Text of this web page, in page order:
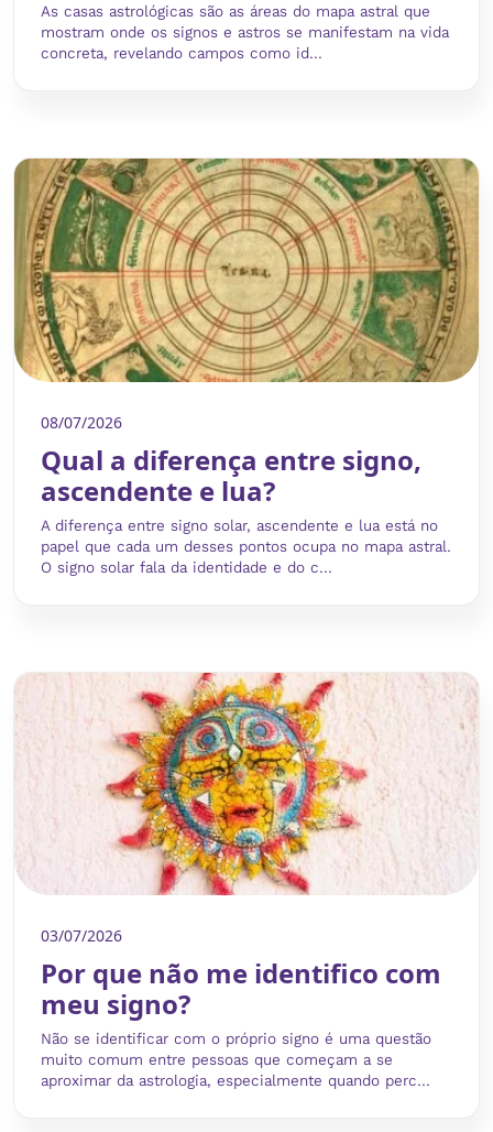
As casas astrológicas são as áreas do mapa astral que
mostram onde os signos e astros se manifestam na vida
concreta, revelando campos como id...
08/07/2026
Qual a diferença entre signo,
ascendente e lua?
A diferença entre signo solar, ascendente e lua está no
papel que cada um desses pontos ocupa no mapa astral.
O signo solar fala da identidade e do c...
03/07/2026
Por que não me identifico com
meu signo?
Não se identificar com o próprio signo é uma questão
muito comum entre pessoas que começam a se
aproximar da astrologia, especialmente quando perc...